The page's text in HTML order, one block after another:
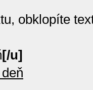
obklopíte
[/u]